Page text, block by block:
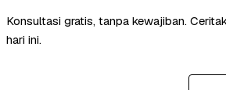
Konsultasi gratis, tanpa kewajiban.
hari ini.